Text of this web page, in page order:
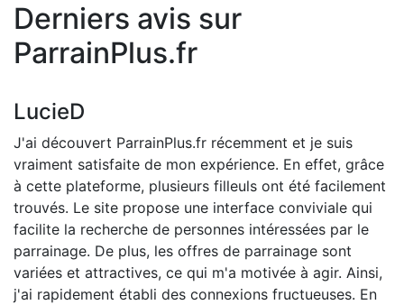
Derniers avis sur
ParrainPlus.fr
LucieD
J'ai découvert ParrainPlus.fr récemment et je suis
vraiment satisfaite de mon expérience. En effet, grâce
à cette plateforme, plusieurs filleuls ont été facilement
trouvés. Le site propose une interface conviviale qui
facilite la recherche de personnes intéressées par le
parrainage. De plus, les offres de parrainage sont
variées et attractives, ce qui m'a motivée à agir. Ainsi,
j'ai rapidement établi des connexions fructueuses. En